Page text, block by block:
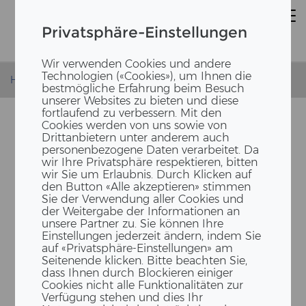
Privatsphäre-Einstellungen
Wir verwenden Cookies und andere
Technologien («Cookies»), um Ihnen die
bestmögliche Erfahrung beim Besuch
unserer Websites zu bieten und diese
fortlaufend zu verbessern. Mit den
Cookies werden von uns sowie von
Drittanbietern unter anderem auch
personenbezogene Daten verarbeitet. Da
wir Ihre Privatsphäre respektieren, bitten
wir Sie um Erlaubnis. Durch Klicken auf
den Button «Alle akzeptieren» stimmen
Sie der Verwendung aller Cookies und
der Weitergabe der Informationen an
unsere Partner zu. Sie können Ihre
Einstellungen jederzeit ändern, indem Sie
auf «Privatsphäre-Einstellungen» am
Seitenende klicken. Bitte beachten Sie,
dass Ihnen durch Blockieren einiger
Cookies nicht alle Funktionalitäten zur
Verfügung stehen und dies Ihr
Homepage News Greentech Festival in Berlin
GREEN­TECH FES­TI­VAL 2022
IN BER­LIN